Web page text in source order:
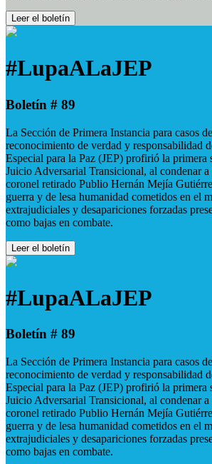
Leer el boletín
#LupaALaJEP
Boletín # 89
La Sección de Primera Instancia para casos
reconocimiento de verdad y responsabilidad
Especial para la Paz (JEP) profirió la primera
Juicio Adversarial Transicional, al condenar
coronel retirado Publio Hernán Mejía
guerra y de lesa humanidad cometidos en el
extrajudiciales y desapariciones forzadas
como bajas en combate.
Leer el boletín
#LupaALaJEP
Boletín # 89
La Sección de Primera Instancia para casos
reconocimiento de verdad y responsabilidad
Especial para la Paz (JEP) profirió la primera
Juicio Adversarial Transicional, al condenar
coronel retirado Publio Hernán Mejía
guerra y de lesa humanidad cometidos en el
extrajudiciales y desapariciones forzadas
como bajas en combate.